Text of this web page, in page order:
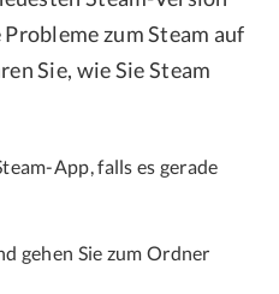
zum Steam auf
Sie, wie Sie Steam
App, falls es gerade
gehen Sie zum Ordner